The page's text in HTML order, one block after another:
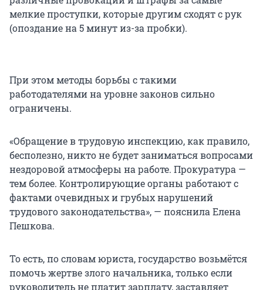
мелкие проступки, которые другим сходят с рук
(опоздание на 5 минут из-за пробки).
При этом методы борьбы с такими
работодателями на уровне законов сильно
ограничены.
«Обращение в трудовую инспекцию, как правило,
бесполезно, никто не будет заниматься вопросами
нездоровой атмосферы на работе. Прокуратура —
тем более. Контролирующие органы работают с
фактами очевидных и грубых нарушений
трудового законодательства», — пояснила Елена
Пешкова.
То есть, по словам юриста, государство возьмётся
помочь жертве злого начальника, только если
руководитель не платит зарплату, заставляет